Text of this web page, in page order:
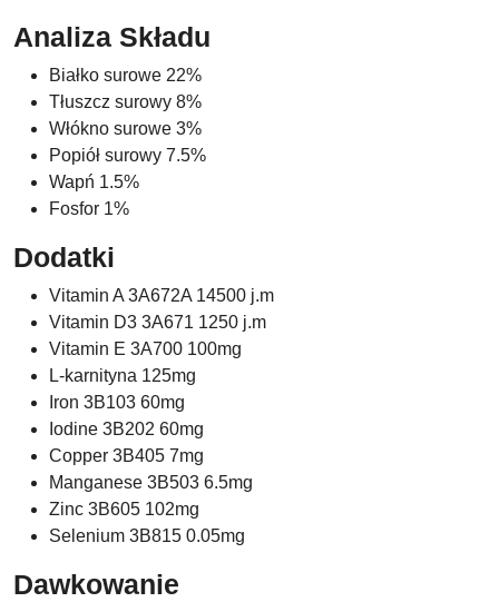
Analiza Składu
Białko surowe 22%
Tłuszcz surowy 8%
Włókno surowe 3%
Popiół surowy 7.5%
Wapń 1.5%
Fosfor 1%
Dodatki
Vitamin A 3A672A 14500 j.m
Vitamin D3 3A671 1250 j.m
Vitamin E 3A700 100mg
L-karnityna 125mg
Iron 3B103 60mg
Iodine 3B202 60mg
Copper 3B405 7mg
Manganese 3B503 6.5mg
Zinc 3B605 102mg
Selenium 3B815 0.05mg
Dawkowanie